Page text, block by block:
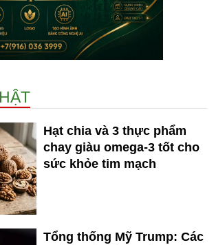
Hạt chia và 3 thực phẩm
chay giàu omega-3 tốt cho
sức khỏe tim mạch
Tổng thống Mỹ Trump: Các